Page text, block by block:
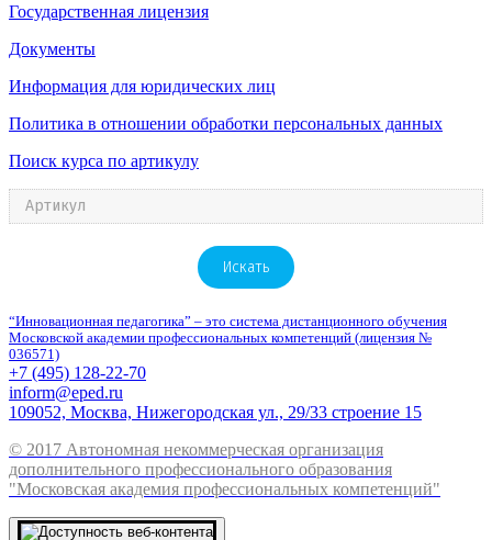
Государственная лицензия
Документы
Информация для юридических лиц
Политика в отношении обработки персональных данных
Поиск курса по артикулу
Искать
“Инновационная педагогика” – это система дистанционного обучения
Московской академии профессиональных компетенций (лицензия №
036571)
+7 (495) 128-22-70
inform@eped.ru
109052, Москва, Нижегородская ул., 29/33 строение 15
© 2017 Автономная некоммерческая организация
дополнительного профессионального образования
"Московская академия профессиональных компетенций"